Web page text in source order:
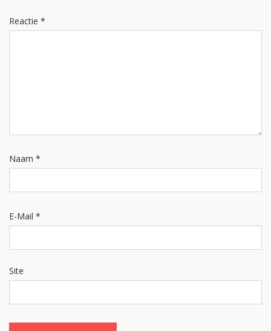
Reactie *
Naam *
E-Mail *
Site